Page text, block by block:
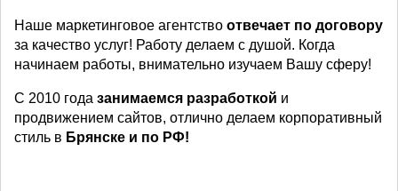
Наше маркетинговое агентство отвечает по договору
за качество услуг! Работу делаем с душой. Когда
начинаем работы, внимательно изучаем Вашу сферу!
С 2010 года занимаемся разработкой и
продвижением сайтов, отлично делаем корпоративный
стиль в Брянске и по РФ!